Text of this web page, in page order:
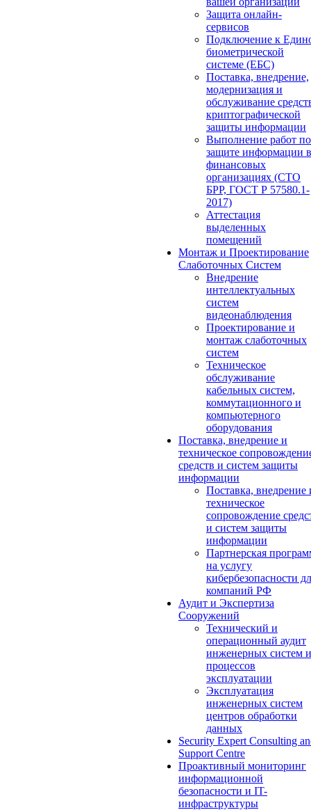
Защита онлайн-
сервисов
Подключение к
биометрической
системе (ЕБС)
Поставка, внедрение,
модернизация и
обслуживание
криптографической
защиты информации
Выполнение работ по
защите информации в
финансовых
организациях (СТО
БРР, ГОСТ Р 57580.1-
2017)
Аттестация
выделенных
помещений
Монтаж и Проектирование
Слаботочных Систем
Внедрение
интеллектуальных
систем
видеонаблюдения
Проектирование и
монтаж слаботочных
систем
Техническое
обслуживание
кабельных систем,
коммутационного и
компьютерного
оборудования
Поставка, внедрение и
техническое
средств и систем защиты
информации
Поставка, внедрение
техническое
сопровождение
и систем защиты
информации
Партнерская
на услугу
кибербезопасности
компаний РФ
Аудит и Экспертиза
Сооружений
Технический и
операционный аудит
инженерных систем и
процессов
эксплуатации
Эксплуатация
инженерных систем
центров обработки
данных
Security Expert Consulting
Support Centre
Проактивный мониторинг
информационной
безопасности и IT-
инфраструктуры